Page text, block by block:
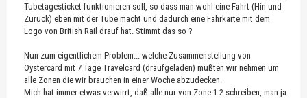
Tubetagesticket funktionieren soll, so dass man wohl eine Fahrt (Hin und
Zurück) eben mit der Tube macht und dadurch eine Fahrkarte mit dem
Logo von British Rail drauf hat. Stimmt das so ?
Nun zum eigentlichem Problem... welche Zusammenstellung von
Oystercard mit 7 Tage Travelcard (draufgeladen) müßten wir nehmen um
alle Zonen die wir brauchen in einer Woche abzudecken.
Mich hat immer etwas verwirrt, daß alle nur von Zone 1-2 schreiben, man ja